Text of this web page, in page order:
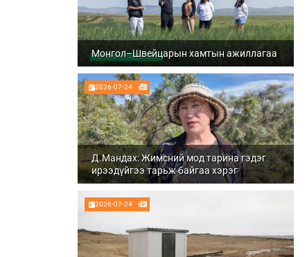
Монгол–Швейцарын хамтын ажиллагаа
2026-07-24
Д.Мандах: Жимсний мод тарина гэдэг
ирээдүйгээ тарьж байгаа хэрэг
2026-07-24